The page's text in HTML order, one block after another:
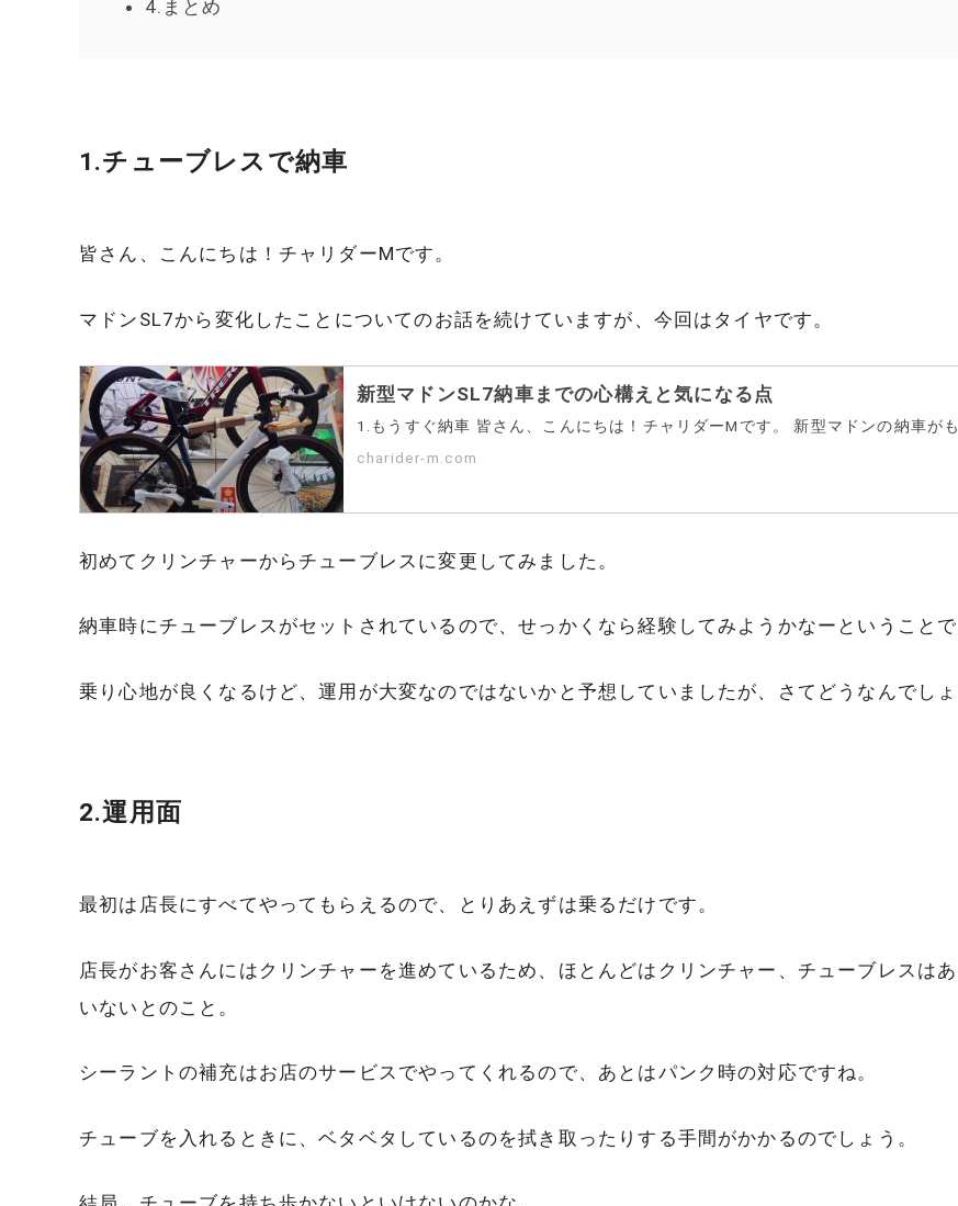
4.まとめ
1.チューブレスで納車
皆さん、こんにちは！チャリダーMです。
マドンSL7から変化したことについてのお話を続けていますが、今回はタイヤです。
新型マドンSL7納車までの心構えと気になる点
charider-m.com
初めてクリンチャーからチューブレスに変更してみました。
納車時にチューブレスがセットされているので、せっかくなら経験してみようかなーということで
乗り心地が良くなるけど、運用が大変なのではないかと予想していましたが、さてどうなんでしょ
2.運用面
最初は店長にすべてやってもらえるので、とりあえずは乗るだけです。
店長がお客さんにはクリンチャーを進めているため、ほとんどはクリンチャー、チューブレスはあ
いないとのこと。
シーラントの補充はお店のサービスでやってくれるので、あとはパンク時の対応ですね。
チューブを入れるときに、ベタベタしているのを拭き取ったりする手間がかかるのでしょう。